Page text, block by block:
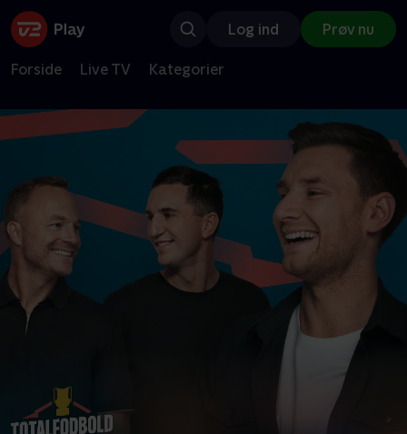
Log ind Prøv nu
Forside Live TV Kategorier